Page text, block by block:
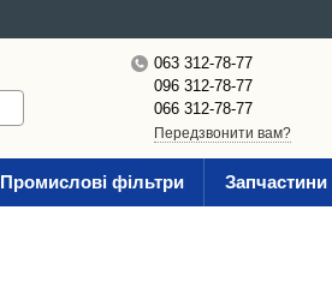
063 312-78-77
096 312-78-77
066 312-78-77
Передзвонити вам?
Промислові фільтри Запчастини